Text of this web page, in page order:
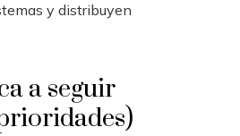
y distribuyen
a seguir